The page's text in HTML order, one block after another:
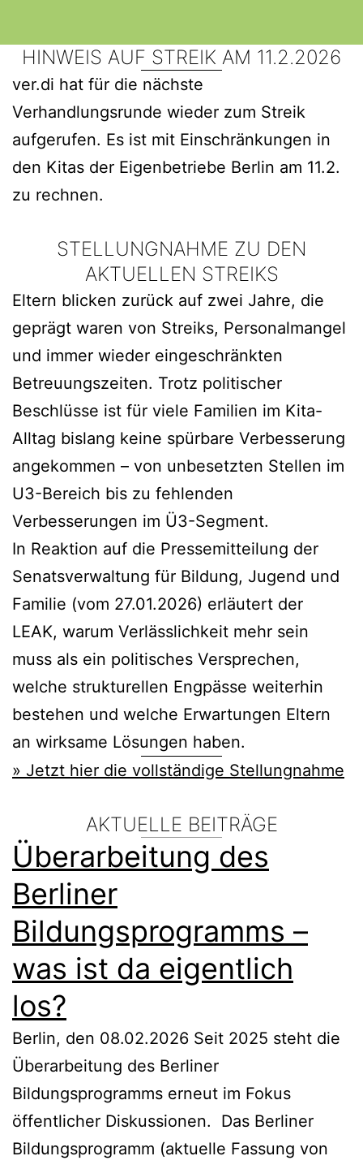
HINWEIS AUF STREIK AM 11.2.2026
ver.di hat für die nächste
Verhandlungsrunde wieder zum Streik
aufgerufen. Es ist mit Einschränkungen in
den Kitas der Eigenbetriebe Berlin am 11.2.
zu rechnen.
STELLUNGNAHME ZU DEN
AKTUELLEN STREIKS
Eltern blicken zurück auf zwei Jahre, die
geprägt waren von Streiks, Personalmangel
und immer wieder eingeschränkten
Betreuungszeiten. Trotz politischer
Beschlüsse ist für viele Familien im Kita-
Alltag bislang keine spürbare Verbesserung
angekommen – von unbesetzten Stellen im
U3-Bereich bis zu fehlenden
Verbesserungen im Ü3-Segment.
In Reaktion auf die Pressemitteilung der
Senatsverwaltung für Bildung, Jugend und
Familie (vom 27.01.2026) erläutert der
LEAK, warum Verlässlichkeit mehr sein
muss als ein politisches Versprechen,
welche strukturellen Engpässe weiterhin
bestehen und welche Erwartungen Eltern
an wirksame Lösungen haben.
» Jetzt hier die vollständige Stellungnahme
AKTUELLE BEITRÄGE
Überarbeitung des
Berliner
Bildungsprogramms –
was ist da eigentlich
los?
Berlin, den 08.02.2026 Seit 2025 steht die
Überarbeitung des Berliner
Bildungsprogramms erneut im Fokus
öffentlicher Diskussionen. Das Berliner
Bildungsprogramm (aktuelle Fassung von